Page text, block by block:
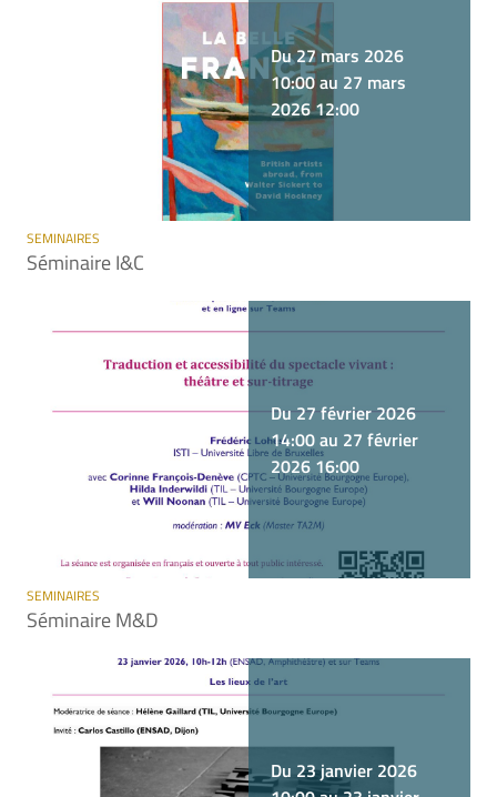
Du 27 mars 2026
10:00 au 27 mars
2026 12:00
SEMINAIRES
Séminaire I&C
Du 27 février 2026
14:00 au 27 février
2026 16:00
SEMINAIRES
Séminaire M&D
Du 23 janvier 2026